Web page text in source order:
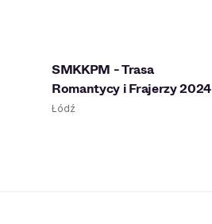
SMKKPM - Trasa
Romantycy i Frajerzy 2024
Łódź